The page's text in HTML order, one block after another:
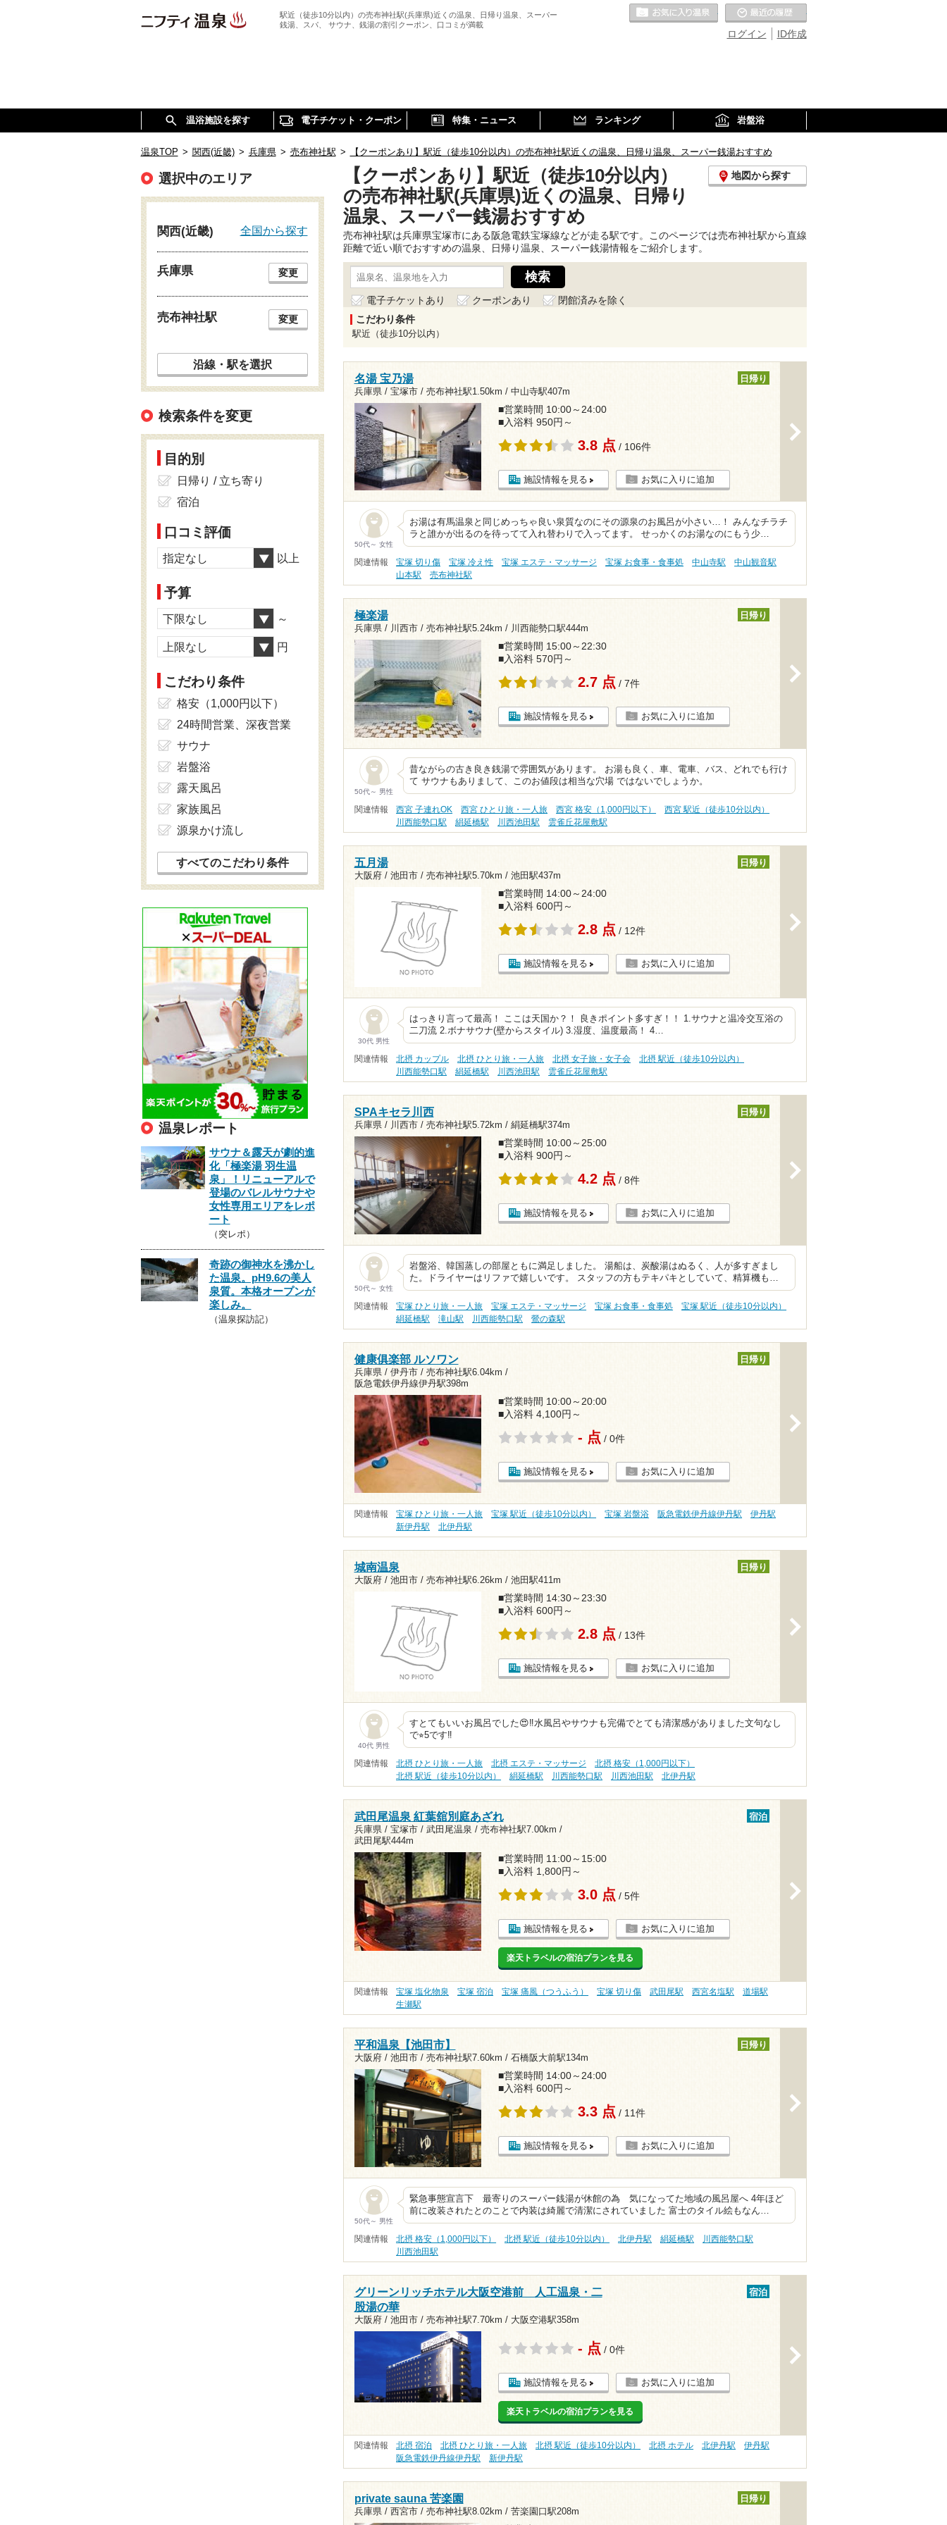
駅近（徒歩10分以内）の売布神社駅(兵庫県)近くの温泉、日帰り温泉、スーパー
銭湯、スパ、 サウナ、銭湯の割引クーポン、口コミが満載
ID作成
ログイン
お気に入りの温泉
温浴施設を探す 電子チケット・クーポン 特集・ニュース ランキング 岩盤浴
温泉TOP > 関西(近畿) > 兵庫県 > 売布神社駅 > 【クーポンあり】駅近（徒歩10分以内）の売布神社駅近くの温泉、日帰り温泉、スーパー銭湯おすすめ
【クーポンあり】駅近（徒歩10分以内）
の売布神社駅(兵庫県)近くの温泉、日帰り
温泉、スーパー銭湯おすすめ
地図から探す
売布神社駅は兵庫県宝塚市にある阪急電鉄宝塚線などが走る駅です。このページでは売布神社駅から直線
距離で近い順でおすすめの温泉、日帰り温泉、スーパー銭湯情報をご紹介します。
電子チケットあり クーポンあり
閉館済みを除く
こだわり条件
駅近（徒歩10分以内）
名湯 宝乃湯
兵庫県 / 宝塚市 / 売布神社駅1.50km / 中山寺駅407m
日帰り
■営業時間 10:00～24:00
■入浴料 950円～
3.8 点 / 106件
施設情報を見る お気に入りに追加
50代～ 女性
お湯は有馬温泉と同じめっちゃ良い泉質なのにその源泉のお風呂が小さい…！ みんなチラチ
ラと誰かが出るのを待ってて入れ替わりで入ってます。 せっかくのお湯なのにもう少…
関連情報 宝塚 切り傷 宝塚 冷え性 宝塚 エステ・マッサージ 宝塚 お食事・食事処 中山寺駅
中山観音駅
山本駅
売布神社駅
極楽湯
兵庫県 / 川西市 / 売布神社駅5.24km / 川西能勢口駅444m
日帰り
■営業時間 15:00～22:30
■入浴料 570円～
2.7 点 / 7件
施設情報を見る お気に入りに追加
50代～ 男性
昔ながらの古き良き銭湯で雰囲気があります。 お湯も良く、車、電車、バス、どれでも行け
て サウナもありまして、このお値段は相当な穴場 ではないでしょうか。
関連情報 西宮 子連れOK 西宮 ひとり旅・一人旅 西宮 格安（1,000円以下）
西宮 駅近（徒歩10分以内）
川西能勢口駅
絹延橋駅 川西池田駅 雲雀丘花屋敷駅
五月湯
大阪府 / 池田市 / 売布神社駅5.70km / 池田駅437m
日帰り
■営業時間 14:00～24:00
■入浴料 600円～
2.8 点 / 12件
施設情報を見る お気に入りに追加
30代 男性
はっきり言って最高！ ここは天国か？！ 良きポイント多すぎ！！ 1.サウナと温冷交互浴の
二刀流 2.ボナサウナ(壁からスタイル) 3.湿度、温度最高！ 4…
関連情報 北摂 カップル 北摂 ひとり旅・一人旅 北摂 女子旅・女子会
北摂 駅近（徒歩10分以内）
川西能勢口駅
絹延橋駅 川西池田駅 雲雀丘花屋敷駅
SPAキセラ川西
兵庫県 / 川西市 / 売布神社駅5.72km / 絹延橋駅374m
日帰り
■営業時間 10:00～25:00
■入浴料 900円～
4.2 点 / 8件
施設情報を見る お気に入りに追加
50代～ 女性
岩盤浴、韓国蒸しの部屋ともに満足しました。 湯船は、炭酸湯はぬるく、人が多すぎまし
た。ドライヤーはリファで嬉しいです。 スタッフの方もテキパキとしていて、精算機も…
関連情報 宝塚 ひとり旅・一人旅 宝塚 エステ・マッサージ 宝塚 お食事・食事処
宝塚 駅近（徒歩10分以内）
絹延橋駅
滝山駅 川西能勢口駅 鶯の森駅
健康俱楽部 ルソワン
兵庫県 / 伊丹市 / 売布神社駅6.04km /
阪急電鉄伊丹線伊丹駅398m
日帰り
■営業時間 10:00～20:00
■入浴料 4,100円～
- 点 / 0件
施設情報を見る お気に入りに追加
関連情報 宝塚 ひとり旅・一人旅 宝塚 駅近（徒歩10分以内） 宝塚 岩盤浴 阪急電鉄伊丹線伊丹駅
伊丹駅
新伊丹駅
北伊丹駅
城南温泉
大阪府 / 池田市 / 売布神社駅6.26km / 池田駅411m
日帰り
■営業時間 14:30～23:30
■入浴料 600円～
2.8 点 / 13件
施設情報を見る お気に入りに追加
40代 男性
すとてもいいお風呂でした😍‼️水風呂やサウナも完備でとても清潔感がありました文句なし
で⭐︎5です‼️
関連情報 北摂 ひとり旅・一人旅 北摂 エステ・マッサージ
北摂 格安（1,000円以下）
北摂 駅近（徒歩10分以内）
絹延橋駅 川西能勢口駅 川西池田駅 北伊丹駅
武田尾温泉 紅葉舘別庭あざれ
兵庫県 / 宝塚市 / 武田尾温泉 / 売布神社駅7.00km /
武田尾駅444m
宿泊
■営業時間 11:00～15:00
■入浴料 1,800円～
3.0 点 / 5件
施設情報を見る お気に入りに追加
楽天トラベルの宿泊プランを見る
関連情報 宝塚 塩化物泉 宝塚 宿泊 宝塚 痛風（つうふう） 宝塚 切り傷 武田尾駅 西宮名塩駅
道場駅
生瀬駅
平和温泉【池田市】
大阪府 / 池田市 / 売布神社駅7.60km / 石橋阪大前駅134m
日帰り
■営業時間 14:00～24:00
■入浴料 600円～
3.3 点 / 11件
施設情報を見る お気に入りに追加
50代～ 男性
緊急事態宣言下 最寄りのスーパー銭湯が休館の為 気になってた地域の風呂屋へ 4年ほど
前に改装されたとのことで内装は綺麗で清潔にされていました 富士のタイル絵もなん…
関連情報 北摂 格安（1,000円以下） 北摂 駅近（徒歩10分以内） 北伊丹駅 絹延橋駅
川西能勢口駅
川西池田駅
グリーンリッチホテル大阪空港前 人工温泉・二
股湯の華
大阪府 / 池田市 / 売布神社駅7.70km / 大阪空港駅358m
宿泊
- 点 / 0件
施設情報を見る お気に入りに追加
楽天トラベルの宿泊プランを見る
関連情報 北摂 宿泊 北摂 ひとり旅・一人旅 北摂 駅近（徒歩10分以内） 北摂 ホテル 北伊丹駅
伊丹駅
阪急電鉄伊丹線伊丹駅
新伊丹駅
private sauna 苦楽園
兵庫県 / 西宮市 / 売布神社駅8.02km / 苦楽園口駅208m
日帰り
選択中のエリア
関西(近畿) 全国から探す
兵庫県 変更
売布神社駅 変更
沿線・駅を選択
検索条件を変更
目的別
日帰り / 立ち寄り
宿泊
口コミ評価
指定なし 以上
予算
下限なし ～
上限なし 円
こだわり条件
格安（1,000円以下）
24時間営業、深夜営業
サウナ
岩盤浴
露天風呂
家族風呂
源泉かけ流し
すべてのこだわり条件
温泉レポート
サウナ＆露天が劇的進
化「極楽湯 羽生温
泉」！リニューアルで
登場のバレルサウナや
女性専用エリアをレポ
ート
（突レポ）
奇跡の御神水を沸かし
た温泉。pH9.6の美人
泉質。本格オープンが
楽しみ。
（温泉探訪記）